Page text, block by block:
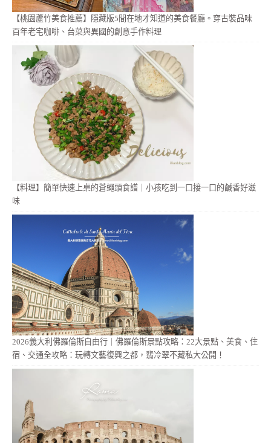
【桃園蘆竹美食推薦】隱藏版5間在地才知道的美食餐廳。穿古裝品味
百年老宅咖啡、台菜與異國的創意手作料理
【料理】簡單快速上桌的蒼蠅頭食譜｜小孩吃到一口接一口的鹹香好滋
味
2026義大利佛羅倫斯自由行｜佛羅倫斯景點攻略：22大景點、美食、住
宿、交通全攻略：玩轉文藝復興之都，翡冷翠不藏私大公開！